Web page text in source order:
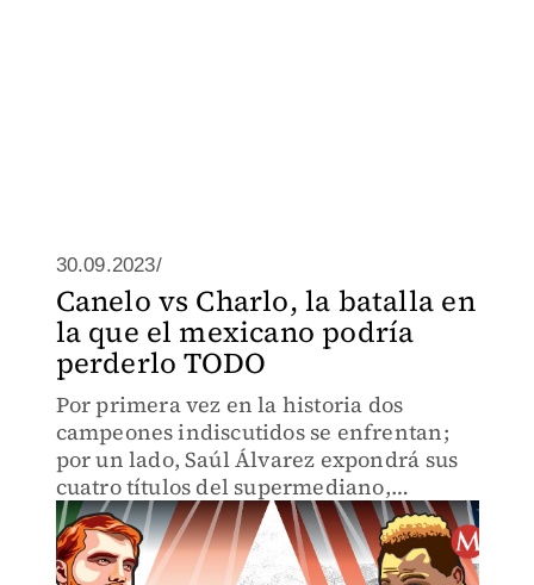
30.09.2023/
Canelo vs Charlo, la batalla en
la que el mexicano podría
perderlo TODO
Por primera vez en la historia dos
campeones indiscutidos se enfrentan;
por un lado, Saúl Álvarez expondrá sus
cuatro títulos del supermediano,
mientras que Jermell dejó su reinado en
superwelter para subir dos categorías y
retar al mexicano